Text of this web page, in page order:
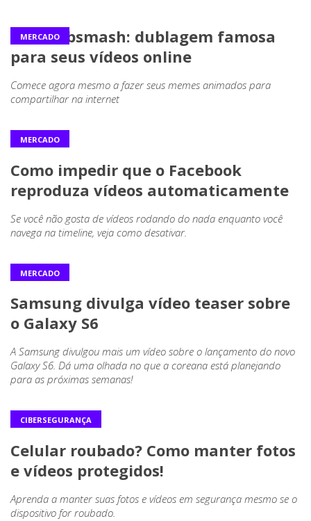
MERCADO
APP Dubsmash: dublagem famosa
para seus vídeos online
Comece agora mesmo a fazer seus memes animados para
compartilhar na internet
MERCADO
Como impedir que o Facebook
reproduza vídeos automaticamente
Se você não gosta de vídeos rodando do nada enquanto você
navega na timeline, veja como desativar.
MERCADO
Samsung divulga vídeo teaser sobre
o Galaxy S6
A Samsung divulgou mais um vídeo sobre o lançamento do novo
Galaxy S6. Dá uma olhada no que a coreana está planejando
para as próximas semanas!
CIBERSEGURANÇA
Celular roubado? Como manter fotos
e vídeos protegidos!
Aprenda a manter suas fotos e vídeos em segurança mesmo se o
dispositivo for roubado.